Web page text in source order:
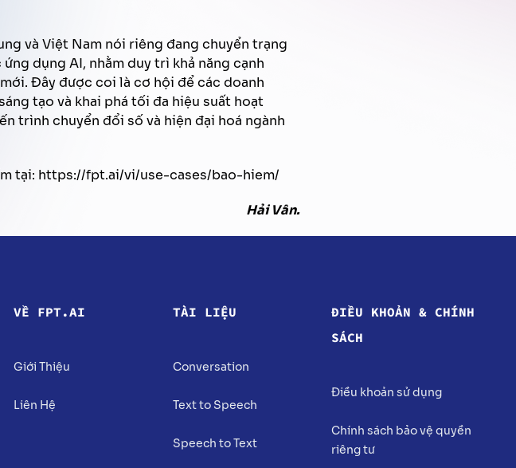
và Việt Nam nói riêng đang chuyển trạng
dụng AI, nhằm duy trì khả năng cạnh
Đây được coi là cơ hội để các doanh
tạo và khai phá tối đa hiệu suất hoạt
trình chuyển đổi số và hiện đại hoá ngành
tại: https://fpt.ai/vi/use-cases/bao-hiem/
Hải Vân.
VỀ FPT.AI
Giới Thiệu
Liên Hệ
TÀI LIỆU
Conversation
Text to Speech
Speech to Text
ĐIỀU KHOẢN & CHÍNH
SÁCH
Điều khoản sử dụng
Chính sách bảo vệ quyền
riêng tư